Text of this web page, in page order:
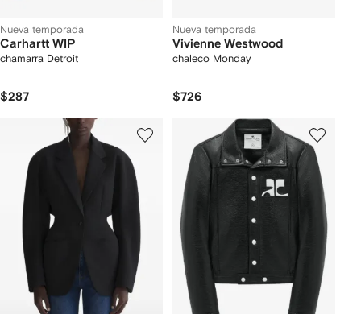
Nueva temporada
Carhartt WIP
chamarra Detroit
$287
Nueva temporada
Vivienne Westwood
chaleco Monday
$726